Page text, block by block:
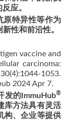
应。
原特异性等作为
性和前沿性。
vaccine and
carcinoma:
1053.
2024 Apr 7.
发的ImmuHub®
库方法具有灵活
构、企业等提供